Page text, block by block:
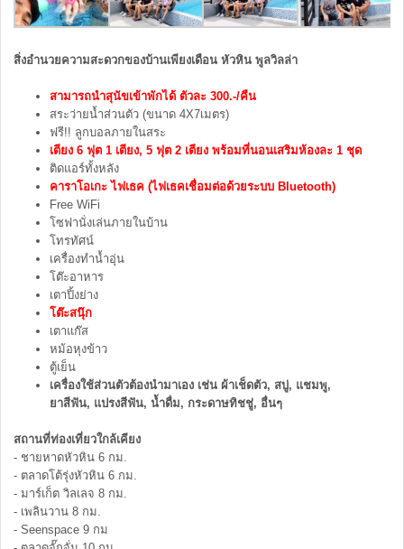
สิ่งอำนวยความสะดวกของบ้านเพียงเดือน หัวหิน พูลวิลล่า
สามารถนำสุนัขเข้าพักได้ ตัวละ 300.-/คืน
สระว่ายน้ำส่วนตัว (ขนาด 4X7เมตร)
ฟรี!! ลูกบอลภายในสระ
เตียง 6 ฟุต 1 เตียง, 5 ฟุต 2 เตียง พร้อมที่นอนเสริมห้องละ 1 ชุด
ติดแอร์ทั้งหลัง
คาราโอเกะไฟเธค (ไฟเธคเชื่อมต่อด้วยระบบ Bluetooth)
Free WiFi
โซฟานั่งเล่นภายในบ้าน
โทรทัศน์
เครื่องทำน้ำอุ่น
โต๊ะอาหาร
เตาปิ้งย่าง
โต๊ะสนุ๊ก
เตาแก๊ส
หม้อหุงข้าว
ตู้เย็น
เครื่องใช้ส่วนตัวต้องนำมาเอง เช่น ผ้าเช็ดตัว, สบู่, แชมพู,
ยาสีฟัน, แปรงสีฟัน, น้ำดื่ม, กระดาษทิชชู่, อื่นๆ
สถานที่ท่องเที่ยวใกล้เคียง
- ชายหาดหัวหิน 6 กม.
- ตลาดโต้รุ่งหัวหิน 6 กม.
- มาร์เก็ต วิลเลจ 8 กม.
- เพลินวาน 8 กม.
- Seenspace 9 กม